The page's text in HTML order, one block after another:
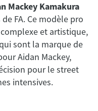
Mackey Kamakura
FA. Ce modèle pro
et artistique,
sont la marque de
Aidan Mackey,
pour le street
intensives.